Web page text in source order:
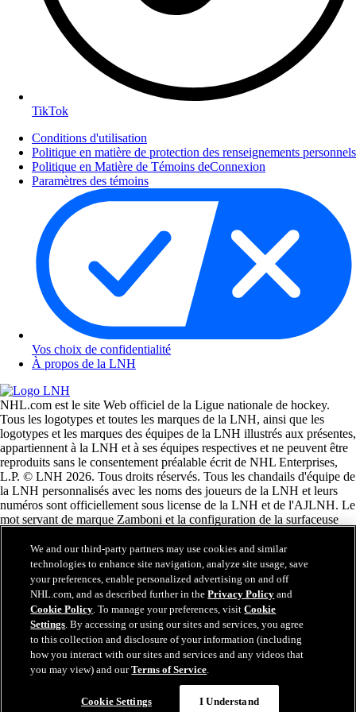
TikTok
Conditions d'utilisation
Politique en matière de protection des renseignements personnels
Politique en Matière de Témoins deConnexion
Paramètres des témoins
Vos choix de confidentialité
À propos de la LNH
NHL.com est le site Web officiel de la Ligue nationale de hockey.
Tous les logotypes et toutes les marques de la LNH, ainsi que les
logotypes et les marques des équipes de la LNH illustrés aux présentes,
appartiennent à la LNH et à ses équipes respectives et ne peuvent être
reproduits sans le consentement préalable écrit de NHL Enterprises,
L.P. © LNH 2026. Tous droits réservés. Tous les chandails d'équipe de
la LNH personnalisés avec les noms des joueurs de la LNH et leurs
numéros sont officiellement sous license de la LNH et de l'AJLNH. Le
mot servant de marque Zamboni et la configuration de la surfaceuse
Zamboni & Co., Inc. © Frank J. Zamboni & Co., Inc. 2026. Tous
droits réservés. Toute autre marque déposée ou tout droit d'auteur d'une
tierce partie sont la propriété de leurs auteurs respectifs. Tous droits
réservés.
Fermer
We and our third-party partners may use cookies and similar
technologies to enhance site navigation, analyze site usage, save
your preferences, enable personalized advertising on and off
NHL.com, and as described further in thePrivacy Policy and
Cookie Policy. To manage your preferences, visitCookie
Settings. By accessing or using our sites and services, you agree
to this collection and disclosure of your information (including
how you interact with our sites and services and any videos that
you may view) and ourTerms of Service.
Cookie Settings I Understand